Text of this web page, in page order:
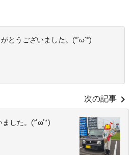
とうございました。(*’ω’*)
次の記事 chevron_right
した。(*’ω’*)